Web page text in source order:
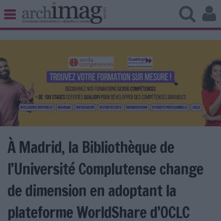
BIBLIOTHÈQUE ÉDITION
UNIVERS DATA
TRAVAIL COLLABORATIF
VIE NUMÉRIQUE
NUMÉRIQUE RESPONSABLE
LES DOSSIERS
LES NEWSLETTERS
LE MAGAZINE
À Madrid, la Bibliothèque de
l’Université Complutense change
de dimension en adoptant la
plateforme WorldShare d’OCLC